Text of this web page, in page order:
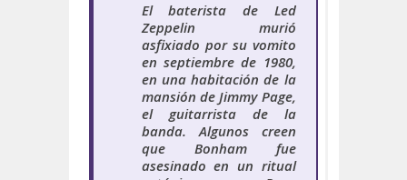
El baterista de Led
Zeppelin murió
asfixiado por su vomito
en septiembre de 1980,
en una habitación de la
mansión de Jimmy Page,
el guitarrista de la
banda. Algunos creen
que Bonham fue
asesinado en un ritual